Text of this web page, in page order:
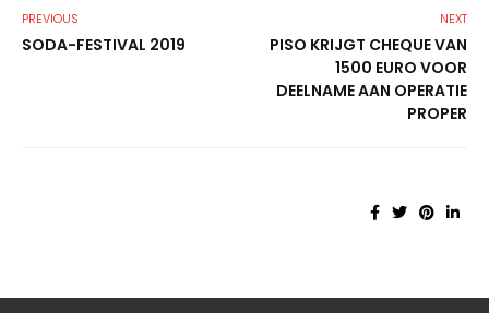
PREVIOUS
SODA-FESTIVAL 2019
NEXT
PISO KRIJGT CHEQUE VAN
1500 EURO VOOR
DEELNAME AAN OPERATIE
PROPER